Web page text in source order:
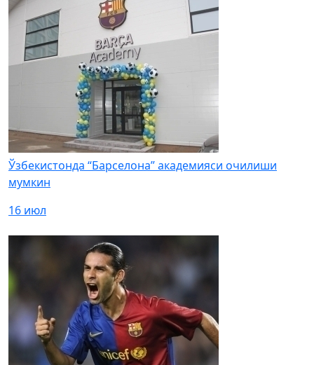
Ўзбекистонда “Барселона” академияси очилиши
мумкин
16 июл